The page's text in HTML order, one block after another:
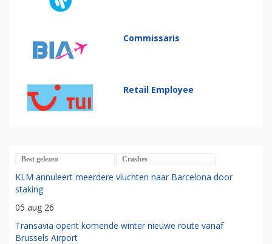
Commissaris
Retail Employee
Best gelezen Crashes
KLM annuleert meerdere vluchten naar Barcelona door
staking
05 aug 26
Transavia opent komende winter nieuwe route vanaf
Brussels Airport